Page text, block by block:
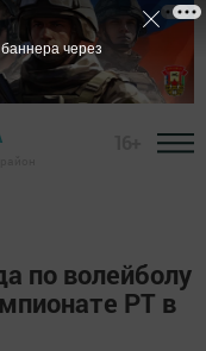
по волейболу
РТ в
через